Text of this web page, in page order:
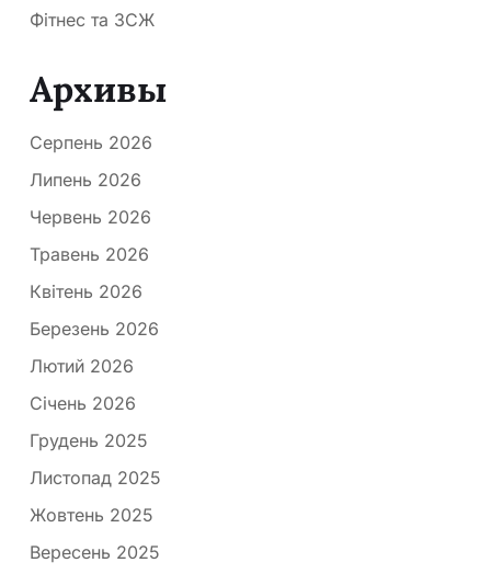
Фітнес та ЗСЖ
Архивы
Серпень 2026
Липень 2026
Червень 2026
Травень 2026
Квітень 2026
Березень 2026
Лютий 2026
Січень 2026
Грудень 2025
Листопад 2025
Жовтень 2025
Вересень 2025